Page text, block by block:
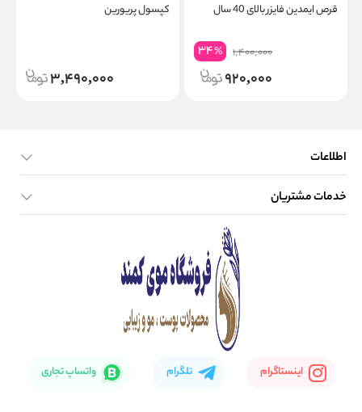
قرص ایمدین فایزر بالای 40 سال
1,400,000
34%
920,000
کپسول پریورین
3,490,000
اطلاعات
صفحه اصلی
خدمات مشتریان
اینستاگرام تلگرام واتساپ تجاری